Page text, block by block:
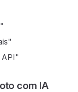
API"
com IA